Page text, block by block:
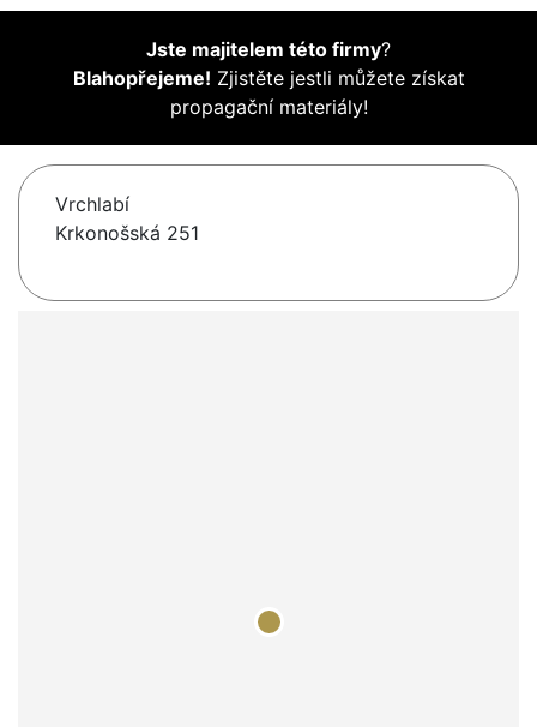
Jste majitelem této firmy?
Blahopřejeme! Zjistěte jestli můžete získat
propagační materiály!
Vrchlabí
Krkonošská 251